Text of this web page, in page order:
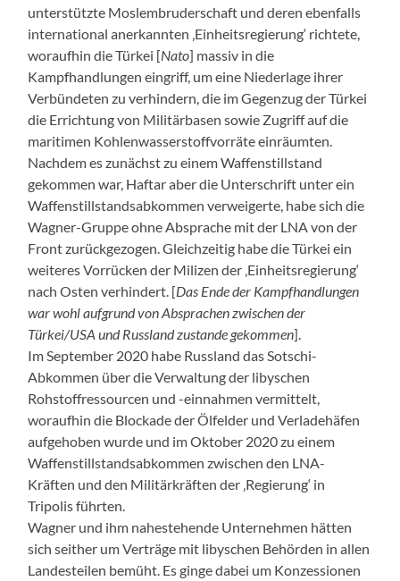
unterstützte Moslembruderschaft und deren ebenfalls
international anerkannten ‚Einheitsregierung‘ richtete,
woraufhin die Türkei [Nato] massiv in die
Kampfhandlungen eingriff, um eine Niederlage ihrer
Verbündeten zu verhindern, die im Gegenzug der Türkei
die Errichtung von Militärbasen sowie Zugriff auf die
maritimen Kohlenwasserstoffvorräte einräumten.
Nachdem es zunächst zu einem Waffenstillstand
gekommen war, Haftar aber die Unterschrift unter ein
Waffenstillstandsabkommen verweigerte, habe sich die
Wagner-Gruppe ohne Absprache mit der LNA von der
Front zurückgezogen. Gleichzeitig habe die Türkei ein
weiteres Vorrücken der Milizen der ‚Einheitsregierung‘
nach Osten verhindert. [Das Ende der Kampfhandlungen
war wohl aufgrund von Absprachen zwischen der
Türkei/USA und Russland zustande gekommen].
Im September 2020 habe Russland das Sotschi-
Abkommen über die Verwaltung der libyschen
Rohstoffressourcen und -einnahmen vermittelt,
woraufhin die Blockade der Ölfelder und Verladehäfen
aufgehoben wurde und im Oktober 2020 zu einem
Waffenstillstandsabkommen zwischen den LNA-
Kräften und den Militärkräften der ‚Regierung‘ in
Tripolis führten.
Wagner und ihm nahestehende Unternehmen hätten
sich seither um Verträge mit libyschen Behörden in allen
Landesteilen bemüht. Es ginge dabei um Konzessionen